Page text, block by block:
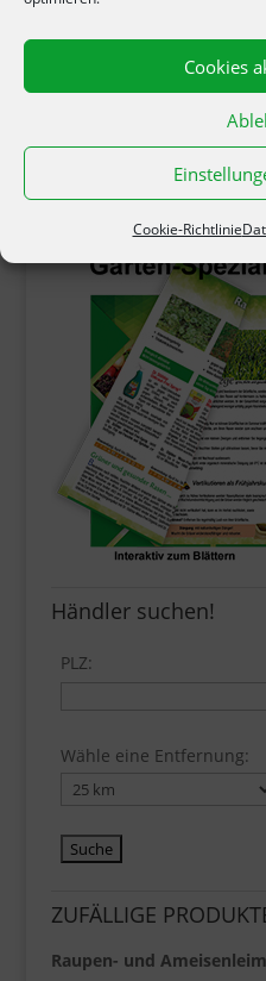
Cookies
Cookie-Richtlinie
Händler suchen!
PLZ:
Wähle eine Entfernung:
ZUFÄLLIGE
Raupen- und